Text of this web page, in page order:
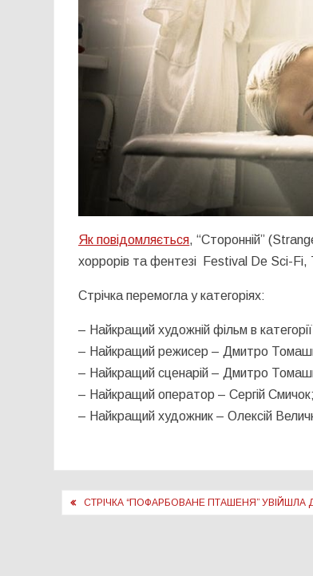
Як повідомляється, “Сторонній”
хоррорів та фентезі Festival De Sci-Fi,
Стрічка перемогла у категоріях:
– Найкращий художній фільм в
– Найкращий режисер – Дмитро
– Найкращий сценарій – Дмитро
– Найкращий оператор – Сергій Смичок;
– Найкращий художник – Олексій
Навігація
СТРІЧКА “ПОФАРБОВАНЕ ПТАШЕНЯ”